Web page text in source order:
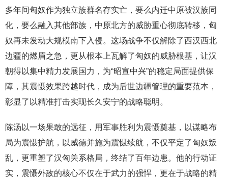
多年间匈奴作为独立族群名存实亡，要么内迁中原被汉族同
化，要么融入其他部族，中原北方的威胁重心彻底转移，匈
奴再未发动大规模南下入侵。这场战争不仅解除了西汉西北
边疆的燃眉之急，更从根本上瓦解了匈奴的威胁根基，让汉
朝得以集中精力发展国力，为“昭宣中兴”的稳定局面提供保
障，其震慑效果跨越时代，成为后世边疆管理的重要范本，
彰显了以精准打击实现长久安宁的战略聪明。
陈汤以一场果敢的远征，用军事胜利为震慑奠基，以谋略布
局为震慑护航，以威德并施为震慑续航，不仅平定了匈奴叛
乱，更重塑了汉匈关系格局，终结了百年边患。他的行动证
实，震慑外敌的核心不仅在于武力的强悍，更在于战略的精